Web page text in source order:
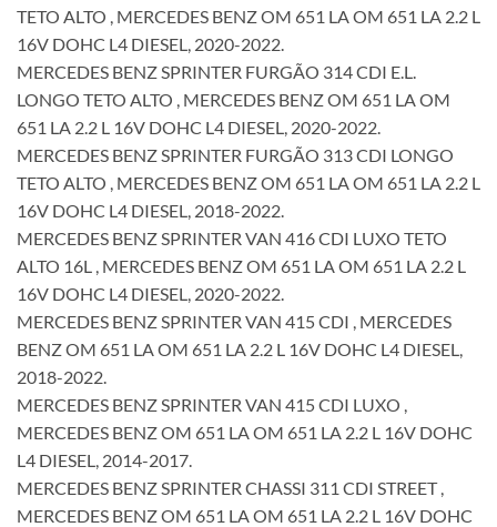
TETO ALTO , MERCEDES BENZ OM 651 LA OM 651 LA 2.2 L
16V DOHC L4 DIESEL, 2020-2022.
MERCEDES BENZ SPRINTER FURGÃO 314 CDI E.L.
LONGO TETO ALTO , MERCEDES BENZ OM 651 LA OM
651 LA 2.2 L 16V DOHC L4 DIESEL, 2020-2022.
MERCEDES BENZ SPRINTER FURGÃO 313 CDI LONGO
TETO ALTO , MERCEDES BENZ OM 651 LA OM 651 LA 2.2 L
16V DOHC L4 DIESEL, 2018-2022.
MERCEDES BENZ SPRINTER VAN 416 CDI LUXO TETO
ALTO 16L , MERCEDES BENZ OM 651 LA OM 651 LA 2.2 L
16V DOHC L4 DIESEL, 2020-2022.
MERCEDES BENZ SPRINTER VAN 415 CDI , MERCEDES
BENZ OM 651 LA OM 651 LA 2.2 L 16V DOHC L4 DIESEL,
2018-2022.
MERCEDES BENZ SPRINTER VAN 415 CDI LUXO ,
MERCEDES BENZ OM 651 LA OM 651 LA 2.2 L 16V DOHC
L4 DIESEL, 2014-2017.
MERCEDES BENZ SPRINTER CHASSI 311 CDI STREET ,
MERCEDES BENZ OM 651 LA OM 651 LA 2.2 L 16V DOHC